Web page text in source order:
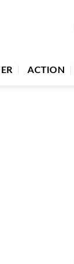
ACTION